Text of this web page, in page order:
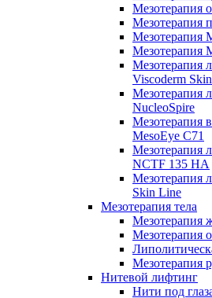
Мезотерапия
Мезотерапия
Мезотерапия
Мезотерапия
Мезотерапия
Viscoderm
Мезотерапия
NucleoSpire
Мезотерапия
MesoEye С71
Мезотерапия
NCTF 135 HA
Мезотерапия
Skin Line
Мезотерапия тела
Мезотерапия
Мезотерапия
Мезотерапия
Нитевой лифтинг
Нити под